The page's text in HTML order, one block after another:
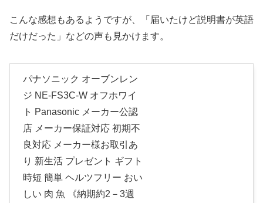
こんな感想もあるようですが、「届いたけど説明書が英語
だけだった」などの声も見かけます。
パナソニック オーブンレン
ジ NE-FS3C-W オフホワイ
ト Panasonic メーカー公認
店 メーカー保証対応 初期不
良対応 メーカー様お取引あ
り 新生活 プレゼント ギフト
時短 簡単 ヘルツフリー おい
しい 肉 魚 《納期約2－3週